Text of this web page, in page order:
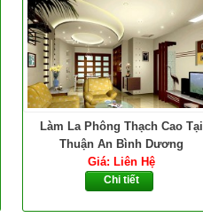
Làm La Phông Thạch Cao Tại
Thuận An Bình Dương
Giá: Liên Hệ
Chi tiết